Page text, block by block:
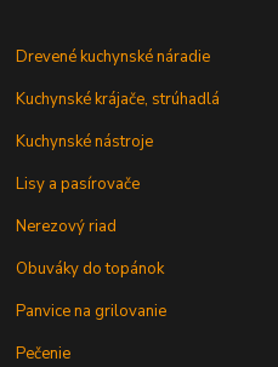
Drevené kuchynské náradie
Kuchynské krájače, strúhadlá
Kuchynské nástroje
Lisy a pasírovače
Nerezový riad
Obuváky do topánok
Panvice na grilovanie
Pečenie